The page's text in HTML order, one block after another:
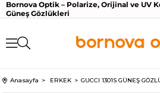
Bornova Optik – Polarize, Orijinal ve UV
Güneş Gözlükleri
Anasayfa ERKEK GUCCI 1301S GÜNEŞ